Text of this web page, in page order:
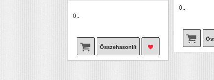
0..
Összehasonlít
0..